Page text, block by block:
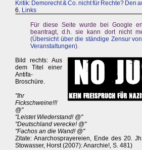
Kritik: Demorecht & Co. nicht für Rechte? Den
6. Links
Für diese Seite wurde bei Google
beantragt, d.h. sie kann dort nicht
(Übersicht über die ständige Zensur
Veranstaltungen).
Bild rechts: Aus
dem Titel einer
Antifa-
Broschüre.
"Ihr
Fickschweine!!!
@"
"Leistet Wiederstand! @"
"Deutschland verecke! @"
"Fachos an die Wand! @"
Zitate: Anarchosprayereien, Ende des 20.
Stowasser, Horst (2007): Anarchie!, S. 481)